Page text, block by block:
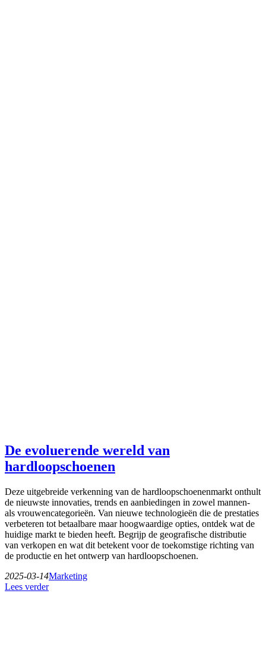
De evoluerende wereld van
hardloopschoenen
Deze uitgebreide verkenning van de hardloopschoenenmarkt onthult
de nieuwste innovaties, trends en aanbiedingen in zowel mannen-
als vrouwencategorieën. Van nieuwe technologieën die de prestaties
verbeteren tot betaalbare maar hoogwaardige opties, ontdek wat de
huidige markt te bieden heeft. Begrijp de geografische distributie
van verkopen en wat dit betekent voor de toekomstige richting van
de productie en het ontwerp van hardloopschoenen.
2025-03-14Marketing
Lees verder